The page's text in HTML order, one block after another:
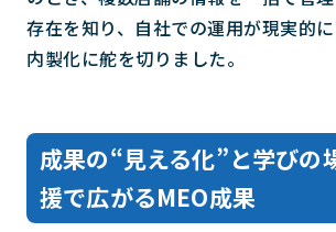
存在を知り、自社での運用が現実的に
内製化に舵を切りました。
成果の“見える化”と学びの
援で広がるMEO成果